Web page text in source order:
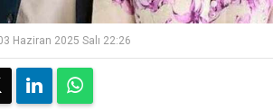
Haziran 2025 Salı 22:26